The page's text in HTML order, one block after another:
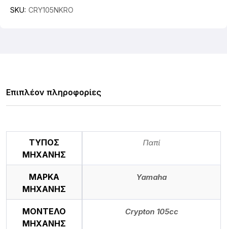
SKU: CRY105NKRO
Επιπλέον πληροφορίες
ΤΥΠΟΣ
ΜΗΧΑΝΗΣ
Παπί
ΜΑΡΚΑ
ΜΗΧΑΝΗΣ
Yamaha
ΜΟΝΤΕΛΟ
ΜΗΧΑΝΗΣ
Crypton 105cc